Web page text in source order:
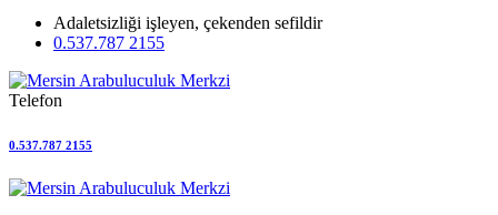
Adaletsizliği işleyen, çekenden sefildir
0.537.787 2155
Telefon
0.537.787 2155